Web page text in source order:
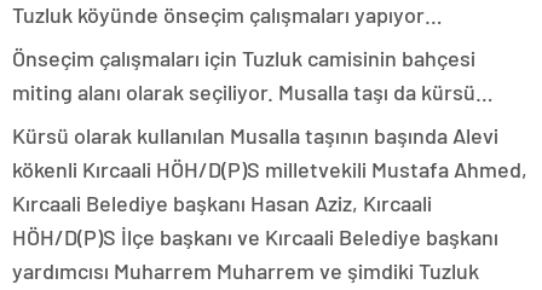
Tuzluk köyünde önseçim çalışmaları yapıyor…
Önseçim çalışmaları için Tuzluk camisinin bahçesi
miting alanı olarak seçiliyor. Musalla taşı da kürsü…
Kürsü olarak kullanılan Musalla taşının başında Alevi
kökenli Kırcaali HÖH/D(P)S milletvekili Mustafa Ahmed,
Kırcaali Belediye başkanı Hasan Aziz, Kırcaali
HÖH/D(P)S İlçe başkanı ve Kırcaali Belediye başkanı
yardımcısı Muharrem Muharrem ve şimdiki Tuzluk